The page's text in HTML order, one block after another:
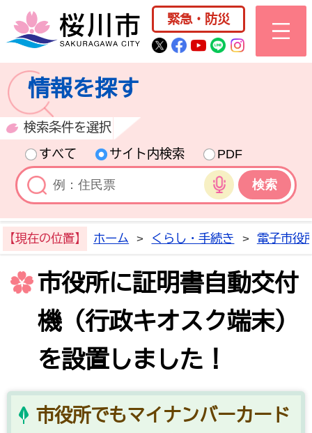
桜川市公式ホー
緊急・防災
桜川市公式Twitter
桜川市公式
桜川市公式
桜川市公式
情報を探す
検索条件を選択
すべて
サイト内検索
PDF
音声検索
【現在の位置】 ホーム > くらし・手続き > 電子市役
市役所に証明書自動交付
機（行政キオスク端末）
を設置しました！
市役所でもマイナンバーカード